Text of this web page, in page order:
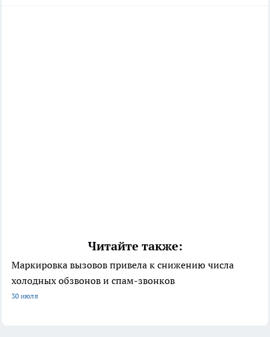
Читайте также:
Маркировка вызовов привела к снижению числа
холодных обзвонов и спам-звонков
30 июля